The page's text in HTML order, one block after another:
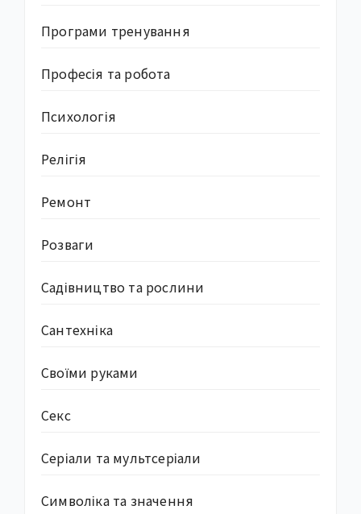
Програми тренування
Професія та робота
Психологія
Релігія
Ремонт
Розваги
Садівництво та рослини
Сантехніка
Своїми руками
Секс
Серіали та мультсеріали
Символіка та значення